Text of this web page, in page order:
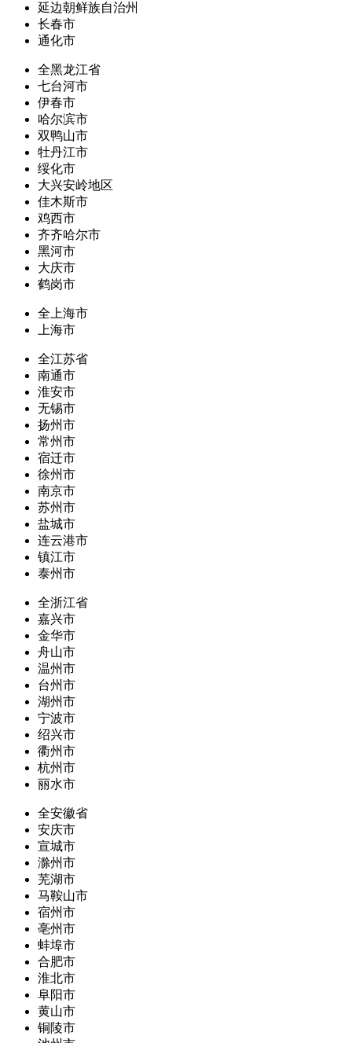
延边朝鲜族自治州
长春市
通化市
全黑龙江省
七台河市
伊春市
哈尔滨市
双鸭山市
牡丹江市
绥化市
大兴安岭地区
佳木斯市
鸡西市
齐齐哈尔市
黑河市
大庆市
鹤岗市
全上海市
上海市
全江苏省
南通市
淮安市
无锡市
扬州市
常州市
宿迁市
徐州市
南京市
苏州市
盐城市
连云港市
镇江市
泰州市
全浙江省
嘉兴市
金华市
舟山市
温州市
台州市
湖州市
宁波市
绍兴市
衢州市
杭州市
丽水市
全安徽省
安庆市
宣城市
滁州市
芜湖市
马鞍山市
宿州市
亳州市
蚌埠市
合肥市
淮北市
阜阳市
黄山市
铜陵市